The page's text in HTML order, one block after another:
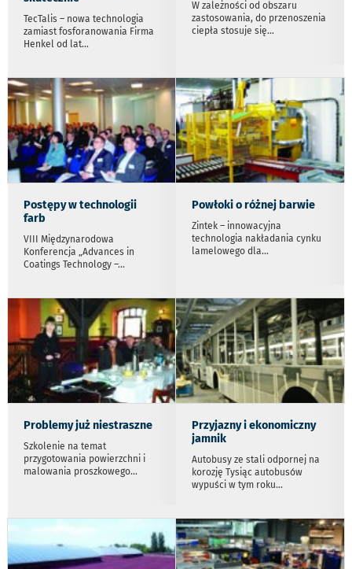
TecTalis – nowa technologia
zamiast fosforanowania Firma
Henkel od lat...
W zależności od obszaru
zastosowania, do przenoszenia
ciepła stosuje się...
Postępy w technologii
farb
VIII Międzynarodowa
Konferencja „Advances in
Coatings Technology –...
Powłoki o różnej barwie
Zintek – innowacyjna
technologia nakładania cynku
lamelowego dla...
Problemy już niestraszne
Szkolenie na temat
przygotowania powierzchni i
malowania proszkowego...
Przyjazny i ekonomiczny
jamnik
Autobusy ze stali odpornej na
korozję Tysiąc autobusów
wypuści w tym roku...